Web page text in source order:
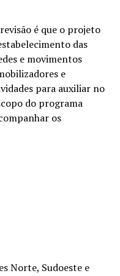
é que o projeto
das
e movimentos
e
para auxiliar no
do programa
os
Norte, Sudoeste e